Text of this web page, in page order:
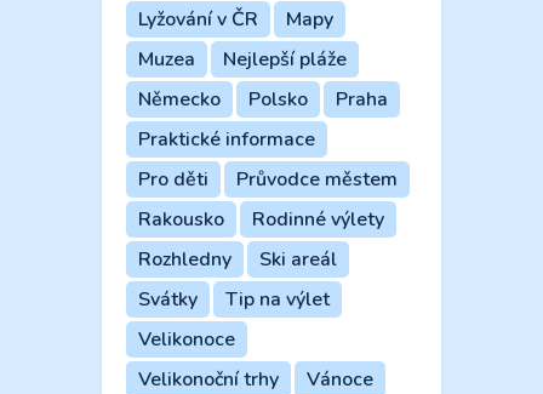
Lyžování v ČR
Mapy
Muzea
Nejlepší pláže
Německo
Polsko
Praha
Praktické informace
Pro děti
Průvodce městem
Rakousko
Rodinné výlety
Rozhledny
Ski areál
Svátky
Tip na výlet
Velikonoce
Velikonoční trhy
Vánoce